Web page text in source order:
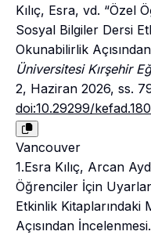
Kılıç, Esra, vd. “Özel
Sosyal Bilgiler Dersi
Okunabilirlik
Üniversitesi Kırşehir
2, Haziran 2026, ss.
doi:10.29299/
Vancouver
1.Esra Kılıç, Arcan
Öğrenciler İçin
Etkinlik Kitaplarındaki
Açısından